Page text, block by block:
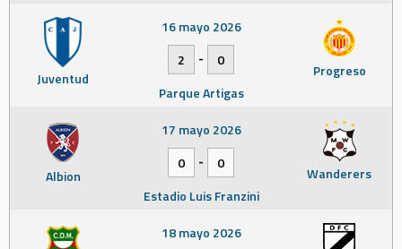
Juventud Progreso
16 mayo 2026
2
-
0
Parque Artigas
Albion Wanderers
17 mayo 2026
0
-
0
Estadio Luis Franzini
18 mayo 2026